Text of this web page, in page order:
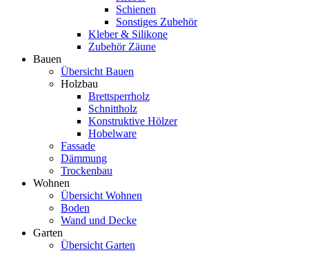
Schienen
Sonstiges Zubehör
Kleber & Silikone
Zubehör Zäune
Bauen
Übersicht Bauen
Holzbau
Brettsperrholz
Schnittholz
Konstruktive Hölzer
Hobelware
Fassade
Dämmung
Trockenbau
Wohnen
Übersicht Wohnen
Boden
Wand und Decke
Garten
Übersicht Garten